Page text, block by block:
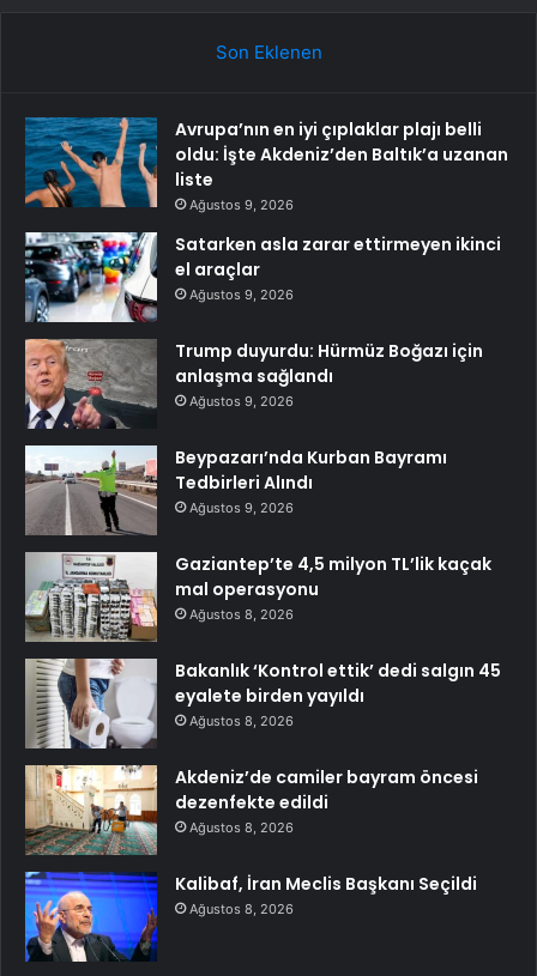
Son Eklenen
Avrupa’nın en iyi çıplaklar plajı belli
oldu: İşte Akdeniz’den Baltık’a uzanan
liste
Ağustos 9, 2026
Satarken asla zarar ettirmeyen ikinci
el araçlar
Ağustos 9, 2026
Trump duyurdu: Hürmüz Boğazı için
anlaşma sağlandı
Ağustos 9, 2026
Beypazarı’nda Kurban Bayramı
Tedbirleri Alındı
Ağustos 9, 2026
Gaziantep’te 4,5 milyon TL’lik kaçak
mal operasyonu
Ağustos 8, 2026
Bakanlık ‘Kontrol ettik’ dedi salgın 45
eyalete birden yayıldı
Ağustos 8, 2026
Akdeniz’de camiler bayram öncesi
dezenfekte edildi
Ağustos 8, 2026
Kalibaf, İran Meclis Başkanı Seçildi
Ağustos 8, 2026